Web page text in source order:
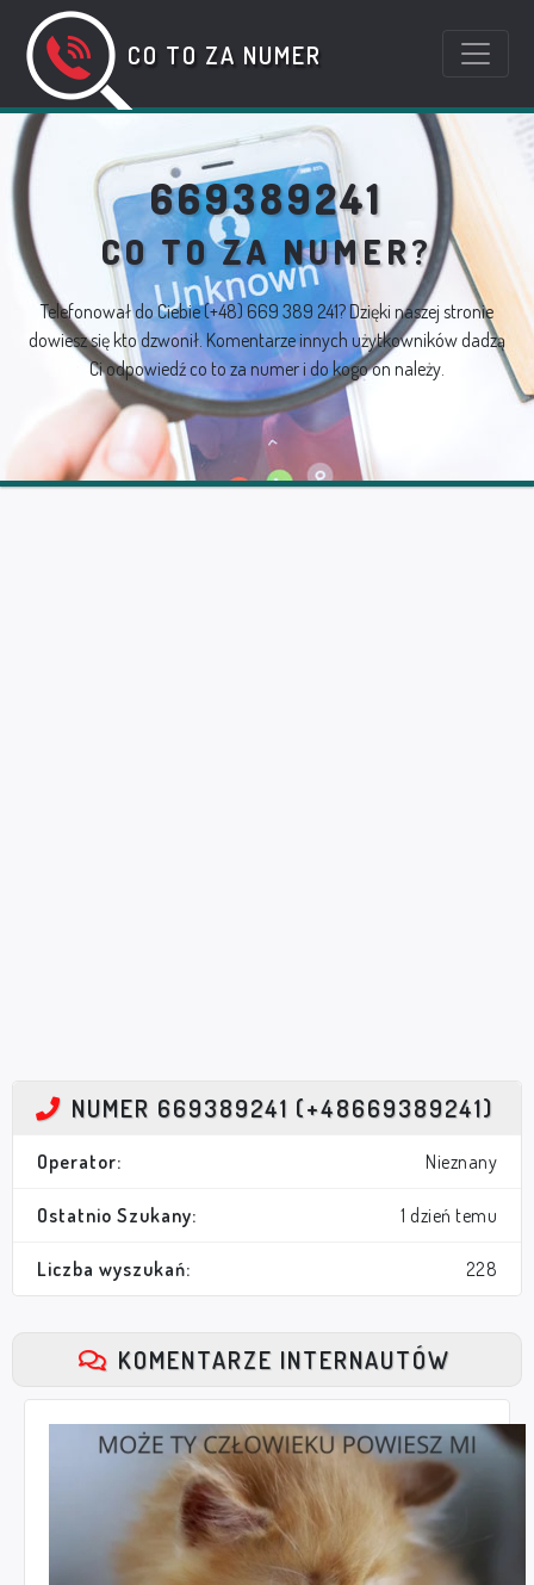
CO TO ZA NUMER
669389241
CO TO ZA NUMER?
Telefonował do Ciebie(+48) 669 389 241? Dzięki naszej stronie
dowiesz się kto dzwonił. Komentarze innych użytkowników dadzą
Ci odpowiedź co to za numer i do kogo on należy.
NUMER 669389241 (+48669389241)
Operator: Nieznany
Ostatnio Szukany: 1 dzień temu
Liczba wyszukań: 228
KOMENTARZE INTERNAUTÓW